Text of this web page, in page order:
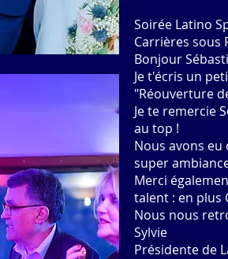
Soirée Latino
Carrières sous
Bonjour
Je t'écris un
"Réouverture
Je te remercie
au top !
Nous avons
super
Merci
talent : en plus
Nous nous
Sylvie
Présidente de